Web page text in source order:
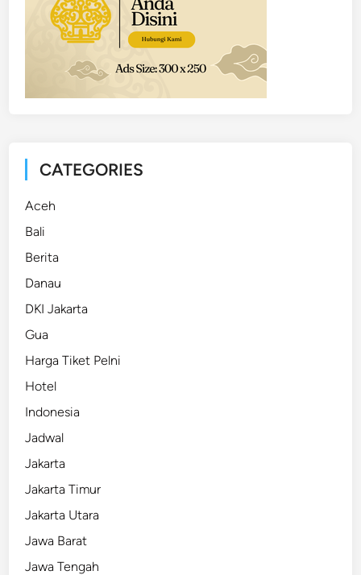
CATEGORIES
Aceh
Bali
Berita
Danau
DKI Jakarta
Gua
Harga Tiket Pelni
Hotel
Indonesia
Jadwal
Jakarta
Jakarta Timur
Jakarta Utara
Jawa Barat
Jawa Tengah